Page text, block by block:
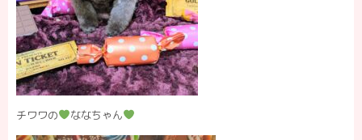
チワワの ななちゃん